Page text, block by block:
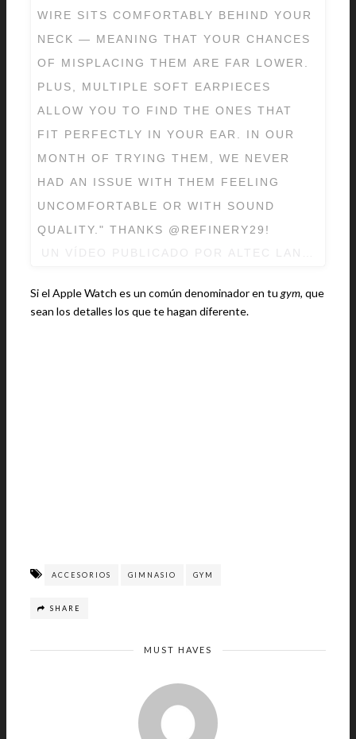
WIRE SITS COMFORTABLY BEHIND YOUR
NECK — MEANING THAT YOUR CHANCES
OF MISPLACING THEM ARE FAR LOWER.
PLUS, MULTIPLE SOFT EARPIECES
ALLOW YOU TO FIND THE ONES THAT
FIT PERFECTLY IN YOUR EAR. IN OUR
MONTH OF TRYING THEM, WE NEVER
HAD AN ISSUE WITH THEM FEELING
UNCOMFORTABLE OR WITH SOUND
QUALITY." THANKS @REFINERY29!
Si el Apple Watch es un común denominador en tu gym, que
sean los detalles los que te hagan diferente.
ACCESORIOS GIMNASIO GYM
SHARE
MUST HAVES